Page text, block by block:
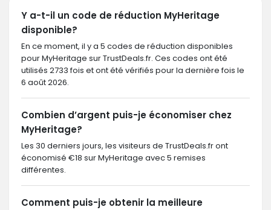
Y a-t-il un code de réduction MyHeritage
disponible?
En ce moment, il y a 5 codes de réduction disponibles
pour MyHeritage sur TrustDeals.fr. Ces codes ont été
utilisés 2733 fois et ont été vérifiés pour la dernière fois le
6 août 2026.
Combien d’argent puis-je économiser chez
MyHeritage?
Les 30 derniers jours, les visiteurs de TrustDeals.fr ont
économisé €18 sur MyHeritage avec 5 remises
différentes.
Comment puis-je obtenir la meilleure